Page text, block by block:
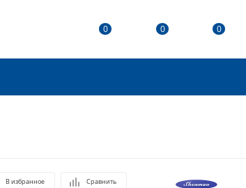
0 0 0
В избранное Сравнить